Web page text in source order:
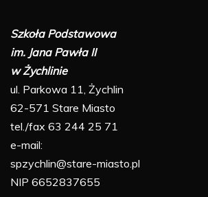
Szkoła Podstawowa
im. Jana Pawła II
w Żychlinie
ul. Parkowa 11, Żychlin
62-571 Stare Miasto
tel./fax 63 244 25 71
e-mail:
spzychlin@stare-miasto.pl
NIP 6652837655